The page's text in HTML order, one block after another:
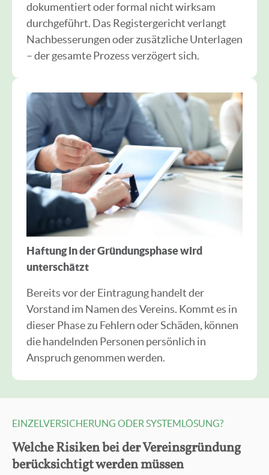
dokumentiert oder formal nicht wirksam
durchgeführt. Das Registergericht verlangt
Nachbesserungen oder zusätzliche Unterlagen
– der gesamte Prozess verzögert sich.
Haftung in der Gründungsphase wird
unterschätzt
Bereits vor der Eintragung handelt der
Vorstand im Namen des Vereins. Kommt es in
dieser Phase zu Fehlern oder Schäden, können
die handelnden Personen persönlich in
Anspruch genommen werden.
EINZELVERSICHERUNG ODER SYSTEMLÖSUNG?
Welche Risiken bei der Vereinsgründung
berücksichtigt werden müssen